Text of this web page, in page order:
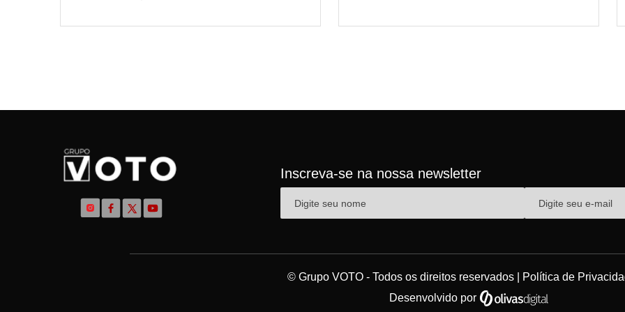
Inscreva-se na nossa newsletter
© Grupo VOTO - Todos os direitos reservados |
Política de
Desenvolvido por